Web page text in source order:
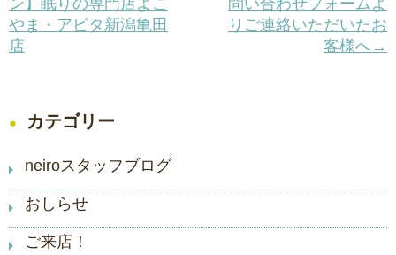
ン】眠りの専門店よこ
やま・アピタ新潟亀田
店
問い合わせフォームよ
りご連絡いただいたお
客様へ→
カテゴリー
neiroスタッフブログ
おしらせ
ご来店！